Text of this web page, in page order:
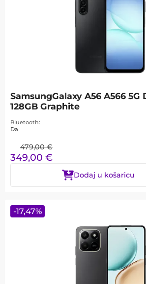
SamsungGalaxy A56 A566 5G
128GB Graphite
Bluetooth
Da
479,00 €
349,00 €
Dodaj u košaricu
-17,47%